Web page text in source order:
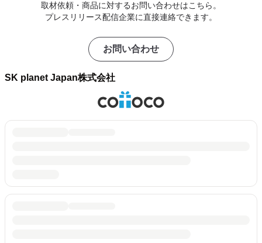
取材依頼・商品に対するお問い合わせはこちら。
プレスリリース配信企業に直接連絡できます。
お問い合わせ
SK planet Japan株式会社